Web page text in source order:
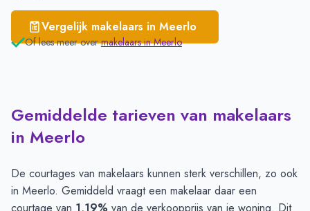
Vergelijk makelaars in Meerlo
Of lees meer over makelaars inMeerlo
Gemiddelde tarieven van makelaars
in Meerlo
De courtages van makelaars kunnen sterk verschillen, zo ook
in Meerlo. Gemiddeld vraagt een makelaar daar een